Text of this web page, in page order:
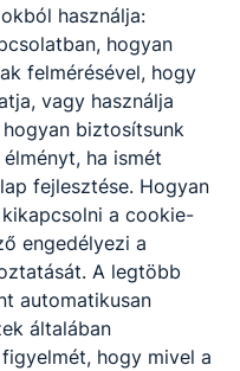
használja:
hogyan
felmérésével, hogy
vagy használja
biztosítsunk
ha ismét
fejlesztése. Hogyan
a cookie-
engedélyezi a
A legtöbb
automatikusan
általában
hogy mivel a